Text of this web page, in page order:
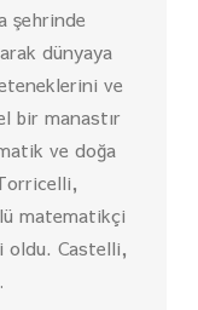
şehrinde
dünyaya
ve
bir manastır
ve doğa
matematikçi
Castelli,